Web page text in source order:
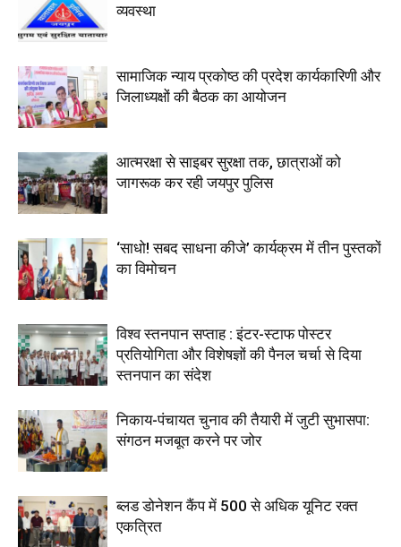
व्यवस्था
सामाजिक न्याय प्रकोष्ठ की प्रदेश कार्यकारिणी और
जिलाध्यक्षों की बैठक का आयोजन
आत्मरक्षा से साइबर सुरक्षा तक, छात्राओं को
जागरूक कर रही जयपुर पुलिस
‘साधो! सबद साधना कीजे’ कार्यक्रम में तीन पुस्तकों
का विमोचन
विश्व स्तनपान सप्ताह : इंटर-स्टाफ पोस्टर
प्रतियोगिता और विशेषज्ञों की पैनल चर्चा से दिया
स्तनपान का संदेश
निकाय-पंचायत चुनाव की तैयारी में जुटी सुभासपा:
संगठन मजबूत करने पर जोर
ब्लड डोनेशन कैंप में 500 से अधिक यूनिट रक्त
एकत्रित